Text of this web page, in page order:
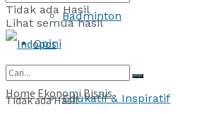
Badminton
Opini
Edukatif & Inspiratif
Tidak ada Hasil
Lihat semua hasil
Tidak ada Hasil
Home Ekonomi Bisnis